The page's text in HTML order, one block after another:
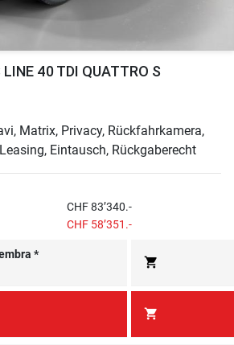
40 TDI QUATTRO S
Matrix, Privacy, Rückfahrkamera,
Eintausch, Rückgaberecht
CHF 83’340.-
CHF 58’351.-
*
shopping_cart
shopping_cart